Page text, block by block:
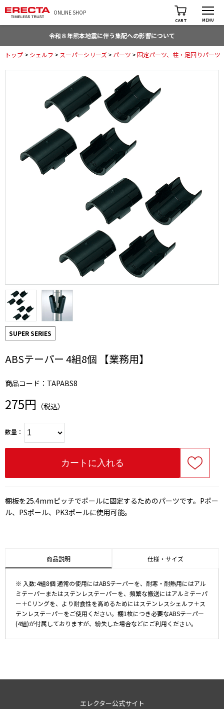
ONLINE SHOP
CART MENU
令和８年熊本地震に伴う集配への影響について
トップ > シェルフ > スーパーシリーズ> パーツ >固定パーツ、柱・足回りパーツ
SUPER SERIES
ABSテーパー 4組8個 【業務用】
商品コード：TAPABS8
275円 （税込）
数量：
棚板を25.4mmピッチでポールに固定するためのパーツです。Pポー
ル、PSポール、PK3ポールに使用可能。
商品説明 仕様・サイズ
※ 入数:4組8個 通常の使用にはABSテーパーを、耐寒・耐熱用にはアル
ミテーパーまたはステンレステーパーを、頻繁な搬送にはアルミテーパ
ー＋Cリングを、より耐食性を高めるためにはステンレスシェルフ＋ス
テンレステーパーをご使用ください。棚1枚につき必要なABSテーパー
(4組)が付属しておりますが、紛失した場合などにご利用ください。
エレクター公式サイト